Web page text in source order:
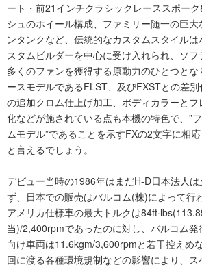
ート・前21インチクラシックレーススポー
シュのホイール構成、ファミリー随一の巨大
ンタンクなど、伝統的なカスタムスタイル
スタムビルダーを中心に受け入れられ、ソ
多くのファンを獲得する原動力のひとつと
ースモデルであるFLST、及びFXSTとの差
の追加クロム仕上げ加工、ボディカラーと
化などが施されている点も本機の特色で、”
ムモデル”であることを示すFXの2文字に相
と言えるでしょう。
デビュー当時の1986年はまだH-D日本法人
ず、日本での販売はバルコム(株)によって行
アメリカ仕様車の最大トルクは
当)/2,400rpmであったのに対し、バルコム
向け車両は11.6kgm/3,600rpmと若干控えめ
回に渡る各種環境規制などの影響により、